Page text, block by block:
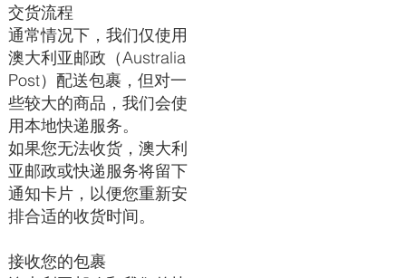
交货流程
通常情况下，我们仅使用
澳大利亚邮政（Australia
Post）配送包裹，但对一
些较大的商品，我们会使
用本地快递服务。
如果您无法收货，澳大利
亚邮政或快递服务将留下
通知卡片，以便您重新安
排合适的收货时间。
接收您的包裹